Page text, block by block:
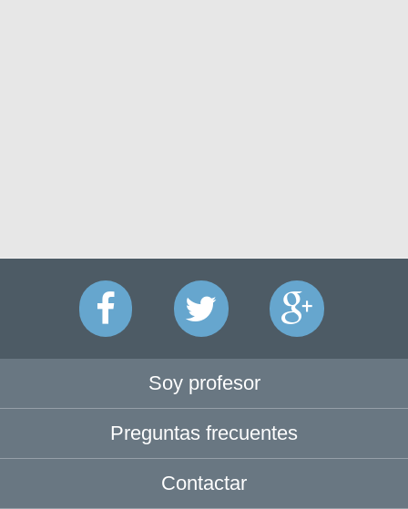
Soy profesor
Preguntas frecuentes
Contactar